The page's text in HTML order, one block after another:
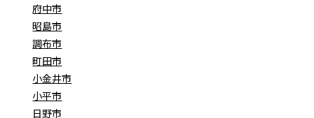
府中市
昭島市
調布市
町田市
小金井市
小平市
日野市